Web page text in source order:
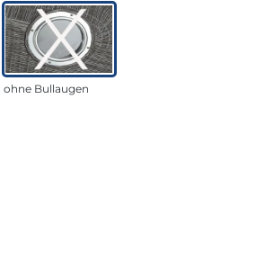
ohne Bullaugen